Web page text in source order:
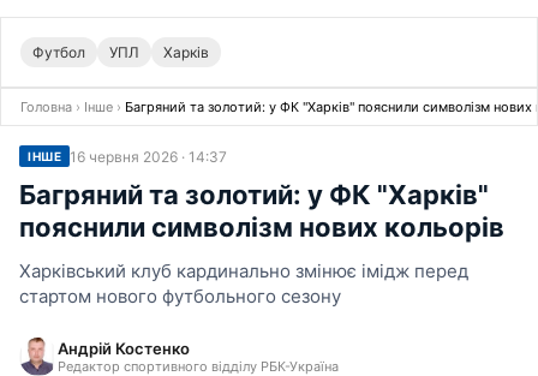
Футбол УПЛ Харків
Головна › Інше › Багряний та золотий: у ФК "Харків" пояснили символізм нових
ІНШЕ 16 червня 2026 · 14:37
Багряний та золотий: у ФК "Харків"
пояснили символізм нових кольорів
Харківський клуб кардинально змінює імідж перед
стартом нового футбольного сезону
Андрій Костенко
Редактор спортивного відділу РБК-Україна